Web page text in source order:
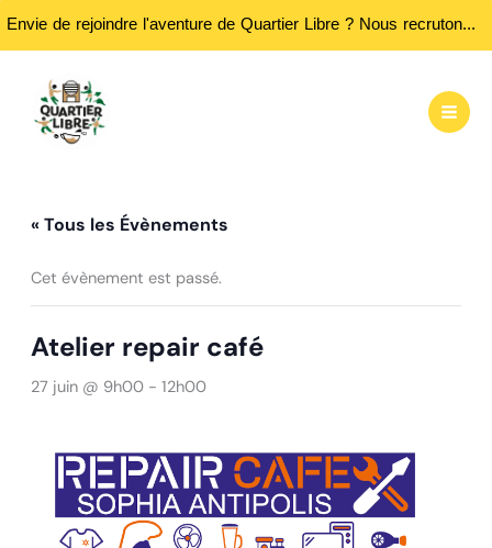
Envie de rejoindre l'aventure de Quartier Libre ? Nous recrutons des bénévoles ! Passez nous rencontrer aux heures d'ouvertures...
contenu
« Tous les Évènements
Cet évènement est passé.
Atelier repair café
27 juin @ 9h00- 12h00